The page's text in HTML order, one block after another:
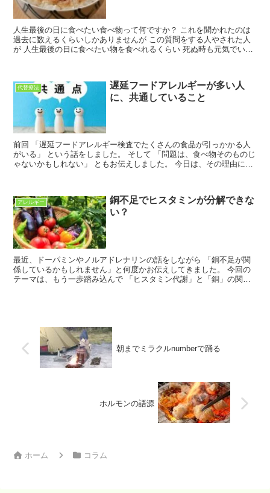
人生最後の日に食べたい食べ物って何ですか？ これを聞かれたのは
過去に数えるくらいしかありませんが この質問をする人やされた人
が 人生最後の日に食べたい物を食べれるくらい 死ぬ時も元気でいて
代替療法
遅延フードアレルギーが多い人
に、共通していること
前回 「遅延フードアレルギー検査でたくさんの食品が引っかかる人
がいる」 という話をしました。 そして 「問題は、食べ物そのものじ
ゃないかもしれない」 ともお伝えしました。 今日は、その理由につ
アレルギー
銅不足でヒスタミンが分解できな
い？
最近、ドーパミンやノルアドレナリンの話をしながら 「銅不足が関
係しているかもしれません」と何度かお伝えしてきました。 今回の
テーマは、もう一歩踏み込んで 「ヒスタミン代謝」と「銅」の関係
朝までミラクルnumberで踊る
ホルモンの語源
ホーム コラム